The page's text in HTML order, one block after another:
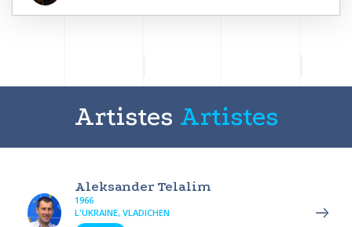
Artistes Artistes
Aleksander Telalim
1966
L'UKRAINE, VLADICHEN